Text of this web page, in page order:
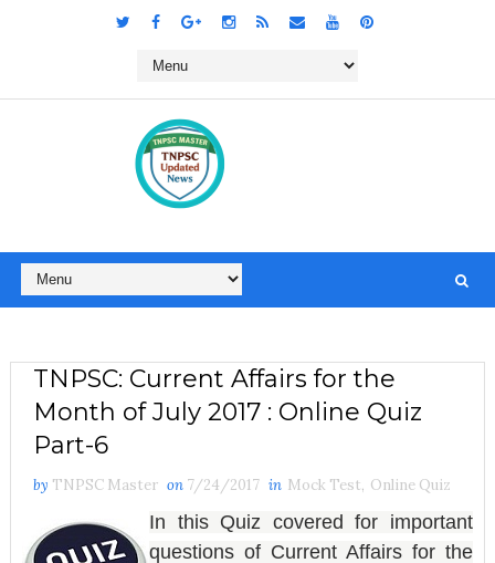
TNPSC: Current Affairs for the
Month of July 2017 : Online Quiz
Part-6
by TNPSC Master on 7/24/2017 in Mock Test, Online Quiz
In this Quiz covered for important
questions of Current Affairs for the